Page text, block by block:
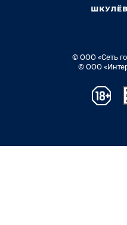
© ООО «Сеть
© ООО